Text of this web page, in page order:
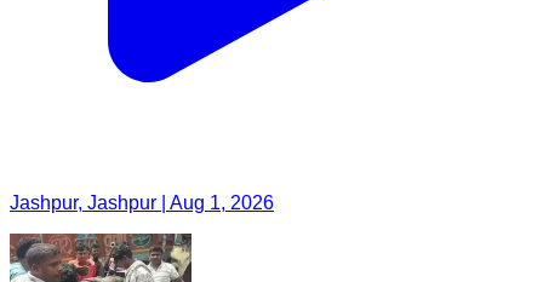
Jashpur, Jashpur | Aug 1, 2026